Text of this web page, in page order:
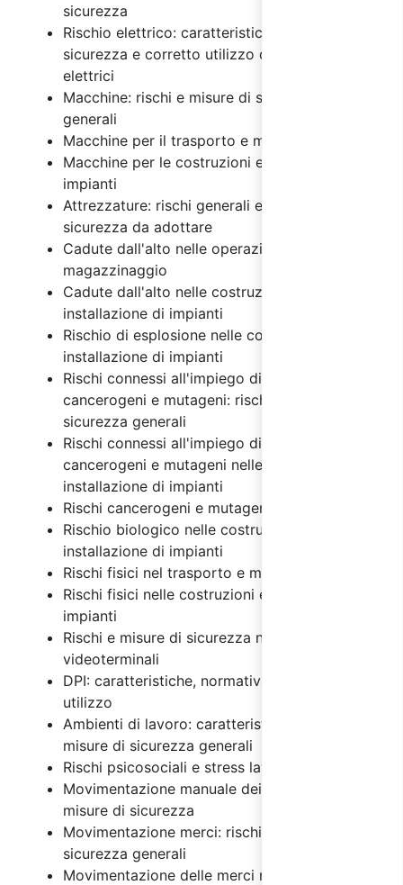
sicurezza
Rischio elettrico: caratteristiche, misure di
sicurezza e corretto utilizzo degli impianti
elettrici
Macchine: rischi e misure di sicurezza
generali
Macchine per il trasporto e magazzinaggio
Macchine per le costruzioni e installazione di
impianti
Attrezzature: rischi generali e misure di
sicurezza da adottare
Cadute dall'alto nelle operazioni di
magazzinaggio
Cadute dall'alto nelle costruzioni e
installazione di impianti
Rischio di esplosione nelle costruzioni e
installazione di impianti
Rischi connessi all'impiego di agenti chimici,
cancerogeni e mutageni: rischi e misure di
sicurezza generali
Rischi connessi all'impiego di agenti chimici,
cancerogeni e mutageni nelle costruzioni e
installazione di impianti
Rischi cancerogeni e mutageni
Rischio biologico nelle costruzioni e
installazione di impianti
Rischi fisici nel trasporto e magazzinaggio
Rischi fisici nelle costruzioni e installazione di
impianti
Rischi e misure di sicurezza nell'uso dei
videoterminali
DPI: caratteristiche, normativa e regole di
utilizzo
Ambienti di lavoro: caratteristiche, rischi e
misure di sicurezza generali
Rischi psicosociali e stress lavoro correlato
Movimentazione manuale dei carichi: rischi e
misure di sicurezza
Movimentazione merci: rischi e misure di
sicurezza generali
Movimentazione delle merci nelle attività di